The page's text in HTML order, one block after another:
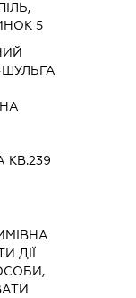
5
КВ.239
ДІЇ